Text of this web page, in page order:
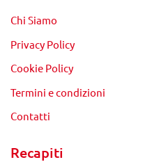
Chi Siamo
Privacy Policy
Cookie Policy
Termini e condizioni
Contatti
Recapiti